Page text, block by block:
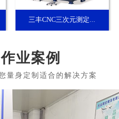
三丰CNC三次元测定...
作业案例